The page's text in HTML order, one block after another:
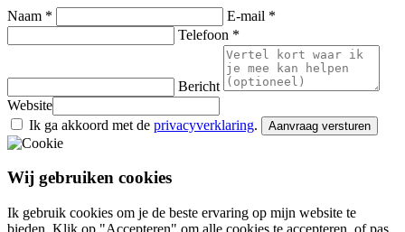
Naam *
E-mail *
Telefoon *
Bericht
Website
Ik ga akkoord met de privacyverklaring. Aanvraag versturen
Wij gebruiken cookies
Ik gebruik cookies om je de beste ervaring op mijn website te